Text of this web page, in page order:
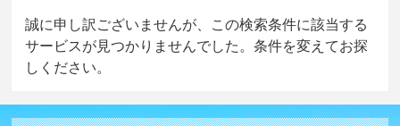
誠に申し訳ございませんが、この検索条件に該当する
サービスが見つかりませんでした。条件を変えてお探
しください。